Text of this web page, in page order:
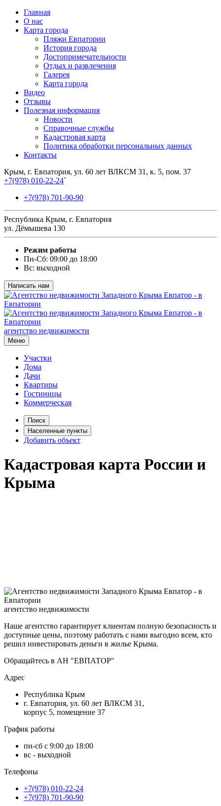
Главная
О нас
Карта города
Пляжи Евпатории
История города
Достопримечательности
Отдых и развлечения
Галерея
Карта города
Видео
Отзывы
Полезная информация
Новости
Справочные службы
Кадастровая карта
Политика обработки персональных данных
Контакты
Крым, г. Евпатория, ул. 60 лет ВЛКСМ 31, к. 5, пом. 37
+7(978) 010-22-24`
+7(978) 701-90-90
Республика Крым, г. Евпатория
ул. Дёмышева 130
Режим работы
Пн-Сб: 09:00 до 18:00
Вс: выходной
Написать нам
агентство недвижимости
Меню
Участки
Дома
Дачи
Квартиры
Гостиницы
Коммерческая
Поиск
Населенные пункты
Добавить объект
Кадастровая карта России и
Крыма
агентство недвижимости
Наше агентство гарантирует клиентам полную безопасность и
доступные цены, поэтому работать с нами выгодно всем, кто
решил инвестировать деньги в жилье Крыма.
Обращайтесь в АН "ЕВПАТОР"
Адрес
Республика Крым
г. Евпатория, ул. 60 лет ВЛКСМ 31,
корпус 5, помещение 37
График работы
пн-сб с 9:00 до 18:00
вс - выходной
Телефоны
+7(978) 010-22-24
+7(978) 701-90-90